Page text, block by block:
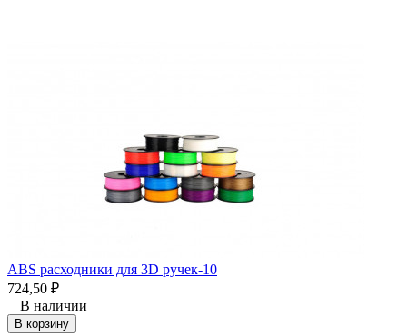
ABS расходники для 3D ручек-10
724,50 ₽
В наличии
В корзину